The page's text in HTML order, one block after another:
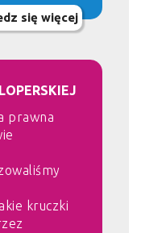
się więcej
prawna
kruczki